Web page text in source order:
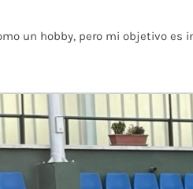
un hobby, pero mi objetivo es